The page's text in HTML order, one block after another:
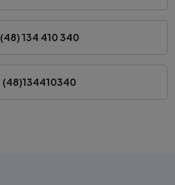
(48) 134 410 340
(48)134410340